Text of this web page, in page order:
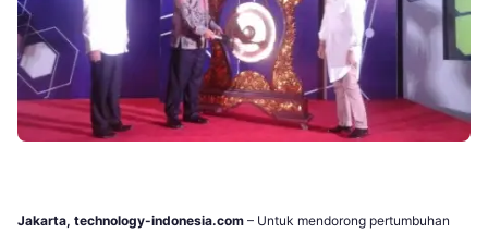
Jakarta, technology-indonesia.com – Untuk mendorong pertumbuhan